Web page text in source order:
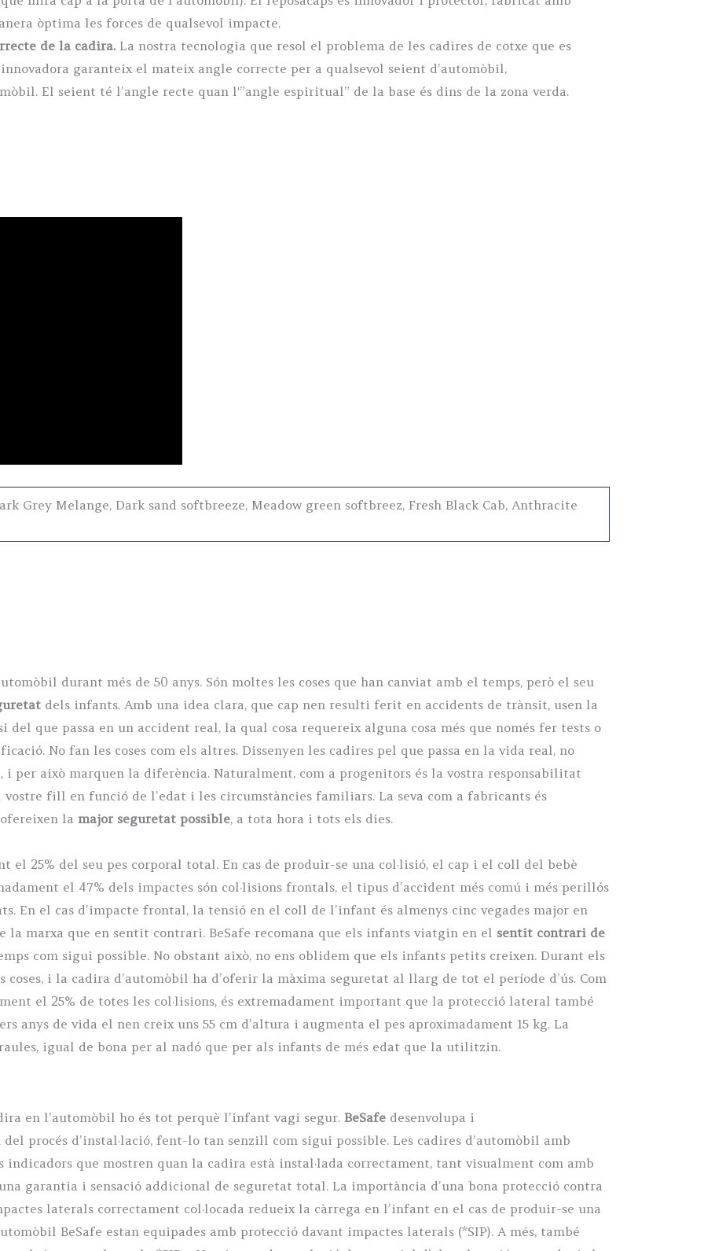
òptima les forces de qualsevol impacte.
de la cadira. La nostra tecnologia que resol el problema de les cadires de cotxe que es
garanteix el mateix angle correcte per a qualsevol seient d’automòbil,
El seient té l’angle recte quan l'”angle espiritual” de la base és dins de la zona verda.
Grey Melange, Dark sand softbreeze, Meadow green softbreez, Fresh Black Cab, Anthracite
durant més de 50 anys. Són moltes les coses que han canviat amb el temps, però el seu
dels infants. Amb una idea clara, que cap nen resulti ferit en accidents de trànsit, usen la
que passa en un accident real, la qual cosa requereix alguna cosa més que només fer tests o
No fan les coses com els altres. Dissenyen les cadires pel que passa en la vida real, no
per això marquen la diferència. Naturalment, com a progenitors és la vostra responsabilitat
fill en funció de l’edat i les circumstàncies familiars. La seva com a fabricants és
la major seguretat possible, a tota hora i tots els dies.
el 25% del seu pes corporal total. En cas de produir-se una col·lisió, el cap i el coll del bebè
el 47% dels impactes són col·lisions frontals, el tipus d’accident més comú i més perillós
En el cas d’impacte frontal, la tensió en el coll de l’infant és almenys cinc vegades major en
la marxa que en sentit contrari. BeSafe recomana que els infants viatgin en el sentit contrari de
com sigui possible. No obstant això, no ens oblidem que els infants petits creixen. Durant els
coses, i la cadira d’automòbil ha d’oferir la màxima seguretat al llarg de tot el període d’ús. Com
el 25% de totes les col·lisions, és extremadament important que la protecció lateral també
anys de vida el nen creix uns 55 cm d’altura i augmenta el pes aproximadament 15 kg. La
igual de bona per al nadó que per als infants de més edat que la utilitzin.
en l’automòbil ho és tot perquè l’infant vagi segur. BeSafe desenvolupa i
procés d’instal·lació, fent-lo tan senzill com sigui possible. Les cadires d’automòbil amb
indicadors que mostren quan la cadira està instal·lada correctament, tant visualment com amb
garantia i sensació addicional de seguretat total. La importància d’una bona protecció contra
laterals correctament col·locada redueix la càrrega en l’infant en el cas de produir-se una
BeSafe estan equipades amb protecció davant impactes laterals (*SIP). A més, també